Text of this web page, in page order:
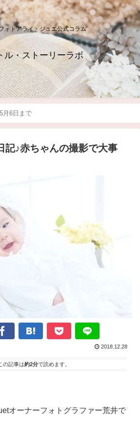
ォトアライ・ジュエ公式コラム
ル・ストーリーラボ
月6日まで
記♪赤ちゃんの撮影で大事
2018.12.28
の記事は約2分で読めます。
オーナーフォトグラファー荒井で